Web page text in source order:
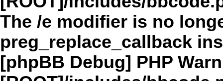
The /e modifier is no
preg_replace_callback
[phpBB Debug] PHP